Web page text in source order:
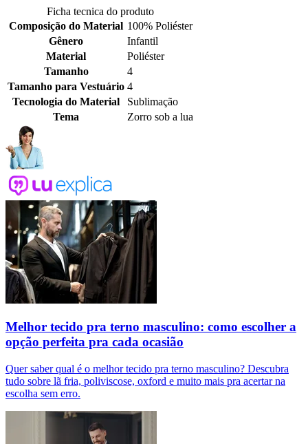
Ficha tecnica do produto
Composição do Material 100% Poliéster
Gênero
Infantil
Material
Poliéster
Tamanho
4
Tamanho para Vestuário 4
Tecnologia do Material
Sublimação
Tema
Zorro sob a lua
Melhor tecido pra terno masculino: como escolher a
opção perfeita pra cada ocasião
Quer saber qual é o melhor tecido pra terno masculino? Descubra
tudo sobre lã fria, poliviscose, oxford e muito mais pra acertar na
escolha sem erro.